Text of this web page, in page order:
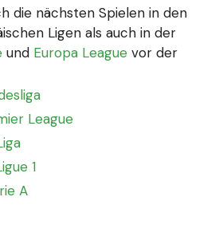
die nächsten Spielen in den
Ligen als auch in der
und Europa League vor der
League
1
A